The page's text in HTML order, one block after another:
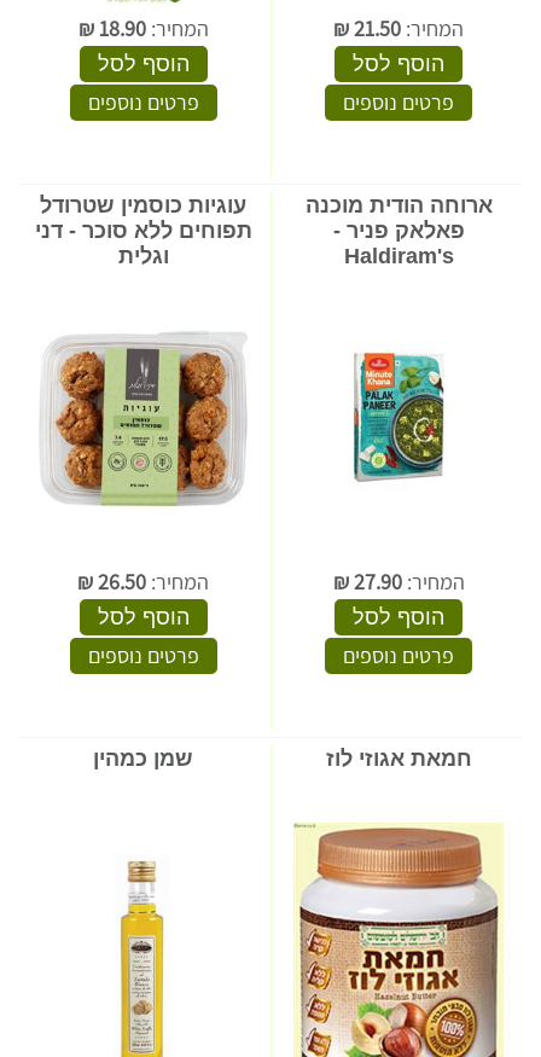
המחיר: 21.50
₪
הוסף לסל
פרטים נוספים
המחיר:18.90
₪
הוסף לסל
פרטים נוספים
ארוחה הודית מוכנה
פאלאק פניר -
Haldiram's
המחיר:27.90
₪
הוסף לסל
פרטים נוספים
עוגיות כוסמין שטרודל
תפוחים ללא סוכר - דני
וגלית
המחיר: 26.50
₪
הוסף לסל
פרטים נוספים
חמאת אגוזי לוז שמן כמהין